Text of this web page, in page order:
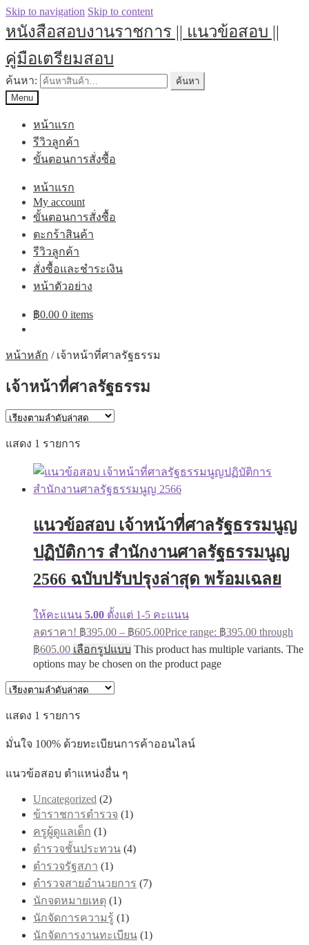
Skip to navigation Skip to content
หนังสือสอบงานราชการ || แนวข้อสอบ ||
คู่มือเตรียมสอบ
ค้นหา:
ค้นหา
Menu
หน้าแรก
รีวิวลูกค้า
ขั้นตอนการสั่งซื้อ
หน้าแรก
My account
ขั้นตอนการสั่งซื้อ
ตะกร้าสินค้า
รีวิวลูกค้า
สั่งซื้อและชำระเงิน
หน้าตัวอย่าง
฿0.00 0 items
หน้าหลัก / เจ้าหน้าที่ศาลรัฐธรรม
เจ้าหน้าที่ศาลรัฐธรรม
แสดง 1 รายการ
แนวข้อสอบ เจ้าหน้าที่ศาลรัฐธรรมนูญ
ปฏิบัติการ สำนักงานศาลรัฐธรรมนูญ
2566 ฉบับปรับปรุงล่าสุด พร้อมเฉลย
ให้คะแนน 5.00 ตั้งแต่ 1-5 คะแนน
ลดราคา! ฿395.00 – ฿605.00Price range: ฿395.00 through
฿605.00 เลือกรูปแบบ This product has multiple variants. The
options may be chosen on the product page
แสดง 1 รายการ
มั่นใจ 100% ด้วยทะเบียนการค้าออนไลน์
แนวข้อสอบ ตำแหน่งอื่น ๆ
Uncategorized (2)
ข้าราชการตำรวจ (1)
ครูผู้ดูแลเด็ก (1)
ตำรวจชั้นประทวน (4)
ตำรวจรัฐสภา (1)
ตำรวจสายอำนวยการ (7)
นักจดหมายเหตุ (1)
นักจัดการความรู้ (1)
นักจัดการงานทะเบียน (1)